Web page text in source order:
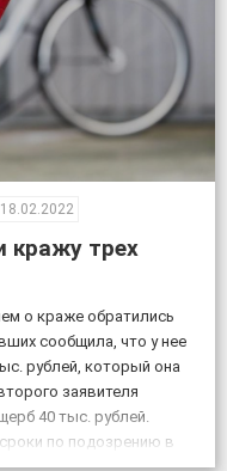
18.02.2022
кражу трех
о краже обратились
сообщила, что у нее
рублей, который она
заявителя
40 тыс. рублей.
по подозрению в
двое […]